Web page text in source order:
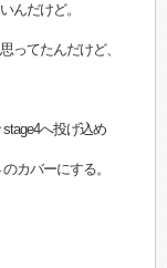
んだけど。
ってたんだけど、
へ投げ込め
カバーにする。